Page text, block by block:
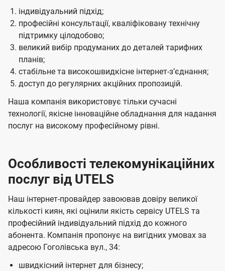
індивідуальний підхід;
професійні консультації, кваліфіковану технічну
підтримку цілодобово;
великий вибір продуманих до деталей тарифних
планів;
стабільне та високошвидкісне інтернет-зʼєднання;
доступ до регулярних акційних пропозицій.
Наша компанія використовує тільки сучасні
технології, якісне інноваційне обладнання для надання
послуг на високому професійному рівні.
Особливості телекомунікаційних
послуг від UTELS
Наш інтернет-провайдер завоював довіру великої
кількості киян, які оцінили якість сервісу UTELS та
професійний індивідуальний підхід до кожного
абонента. Компанія пропонує на вигідних умовах за
адресою Гоголівська вул., 34:
швидкісний інтернет для бізнесу;